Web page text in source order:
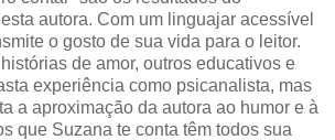
autora. Com um linguajar acessível
o gosto de sua vida para o leitor.
de amor, outros educativos e
experiência como psicanalista, mas
a aproximação da autora ao humor e à
que Suzana te conta têm todos sua